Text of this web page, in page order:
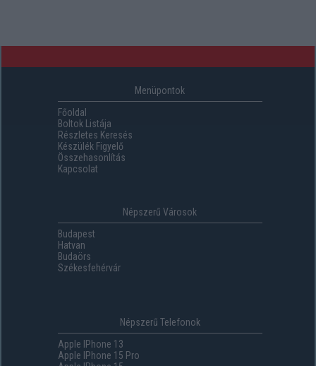
Menüpontok
Főoldal
Boltok Listája
Részletes Keresés
Készülék Figyelő
Összehasonlítás
Kapcsolat
Népszerű Városok
Budapest
Hatvan
Budaörs
Székesfehérvár
Népszerű Telefonok
Apple IPhone 13
Apple IPhone 15 Pro